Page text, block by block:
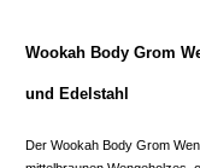
Wookah Body Grom
und Edelstahl
Der Wookah Body Grom